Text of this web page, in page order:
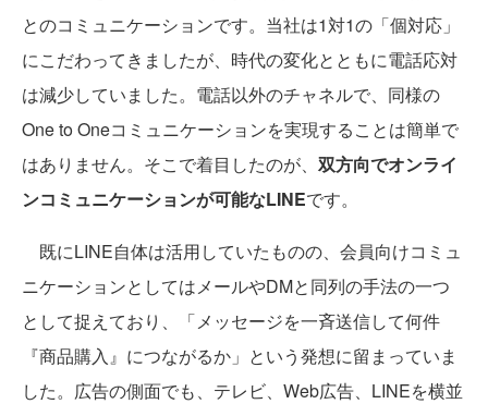
とのコミュニケーションです。当社は1対1の「個対応」
にこだわってきましたが、時代の変化とともに電話応対
は減少していました。電話以外のチャネルで、同様の
One to Oneコミュニケーションを実現することは簡単で
はありません。そこで着目したのが、 双方向でオンライ
ンコミュニケーションが可能なLINEです。
既にLINE自体は活用していたものの、会員向けコミュ
ニケーションとしてはメールやDMと同列の手法の一つ
として捉えており、「メッセージを一斉送信して何件
『商品購入』につながるか」という発想に留まっていま
した。広告の側面でも、テレビ、Web広告、LINEを横並